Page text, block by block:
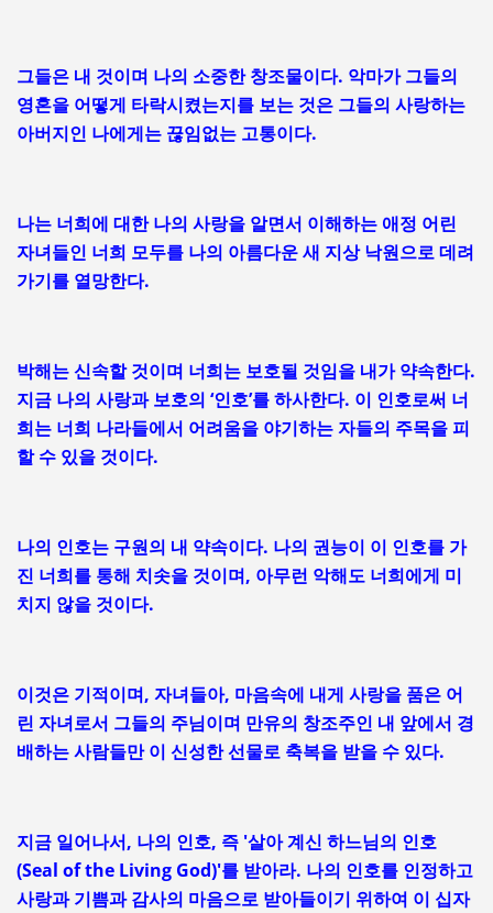
그들은 내 것이며 나의 소중한 창조물이다. 악마가 그들의
영혼을 어떻게 타락시켰는지를 보는 것은 그들의 사랑하는
아버지인 나에게는 끊임없는 고통이다.
나는 너희에 대한 나의 사랑을 알면서 이해하는 애정 어린
자녀들인 너희 모두를 나의 아름다운 새 지상 낙원으로 데려
가기를 열망한다.
박해는 신속할 것이며 너희는 보호될 것임을 내가 약속한다.
지금 나의 사랑과 보호의 ‘인호’를 하사한다. 이 인호로써 너
희는 너희 나라들에서 어려움을 야기하는 자들의 주목을 피
할 수 있을 것이다.
나의 인호는 구원의 내 약속이다. 나의 권능이 이 인호를 가
진 너희를 통해 치솟을 것이며, 아무런 악해도 너희에게 미
치지 않을 것이다.
이것은 기적이며, 자녀들아, 마음속에 내게 사랑을 품은 어
린 자녀로서 그들의 주님이며 만유의 창조주인 내 앞에서 경
배하는 사람들만 이 신성한 선물로 축복을 받을 수 있다.
지금 일어나서, 나의 인호, 즉 '살아 계신 하느님의 인호
(Seal of the Living God)'를 받아라. 나의 인호를 인정하고
사랑과 기쁨과 감사의 마음으로 받아들이기 위하여 이 십자